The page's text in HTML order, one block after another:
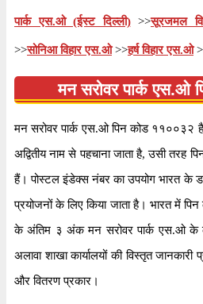
पार्क एस.ओ (ईस्ट दिल्ली)>>सूरजमल
>>सोनिआ विहार एस.ओ>>हर्ष विहार एस.ओ
मन सरोवर पार्क एस.ओ
मन सरोवर पार्क एस.ओ पिन कोड ११००३२
अद्वितीय नाम से पहचाना जाता है, उसी तरह
हैं। पोस्टल इंडेक्स नंबर का उपयोग भारत के
प्रयोजनों के लिए किया जाता है। भारत में
के अंतिम ३ अंक मन सरोवर पार्क एस.ओ के
अलावा शाखा कार्यालयों की विस्तृत
और वितरण प्रकार।